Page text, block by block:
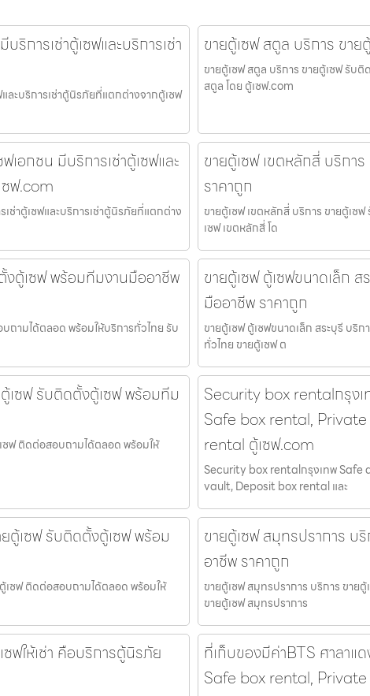
ริการเช่าตู้เซฟและบริการเช่า
ละบริการเช่าตู้นิรภัยที่แตกต่างจากตู้เซฟ
ขายตู้เซฟ สตูล บริการ ขา
ขายตู้เซฟ สตูล บริการ ขายตู้เซฟ รับ
สตูล โดย ตู้เซฟ.com
อกชน มีบริการเช่าตู้เซฟและ
ฟ.com
ช่าตู้เซฟและบริการเช่าตู้นิรภัยที่แตกต่าง
ขายตู้เซฟ เขตหลักสี่ บริกา
ราคาถูก
ขายตู้เซฟ เขตหลักสี่ บริการ ขายตู้เ
เซฟ เขตหลักสี่ โด
งตู้เซฟ พร้อมทีมงานมืออาชีพ
ถามได้ตลอด พร้อมให้บริการทั่วไทย รับ
ขายตู้เซฟ ตู้เซฟขนาดเล็ก
มืออาชีพ ราคาถูก
ขายตู้เซฟ ตู้เซฟขนาดเล็ก สระบุรี บริ
ทั่วไทย ขายตู้เซฟ ต
เซฟ รับติดตั้งตู้เซฟ พร้อมทีม
ฟ ติดต่อสอบถามได้ตลอด พร้อมให้
Security box rentalกรุง
Safe box rental,
rental ตู้เซฟ.com
Security box rentalกรุงเทพ
vault, Deposit box rental และ
ตู้เซฟ รับติดตั้งตู้เซฟ พร้อม
เซฟ ติดต่อสอบถามได้ตลอด พร้อมให้
ขายตู้เซฟ สมุทรปราการ บ
อาชีพ ราคาถูก
ขายตู้เซฟ สมุทรปราการ บริการ ขา
ขายตู้เซฟ สมุทรปราการ
ฟให้เช่า คือบริการตู้นิรภัย
ที่เก็บของมีค่าBTS ศาลา
Safe box rental,